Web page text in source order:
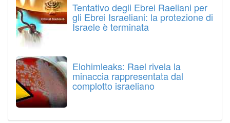
Tentativo degli Ebrei Raeliani per
gli Ebrei Israeliani: la protezione di
Israele è terminata
Elohimleaks: Rael rivela la
minaccia rappresentata dal
complotto israeliano